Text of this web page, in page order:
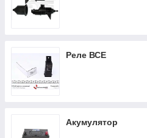
Реле ВСЕ
Акумулятор